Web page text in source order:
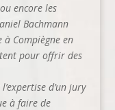
encore les
Bachmann
Compiègne en
pour offrir des
d’un jury
à faire de